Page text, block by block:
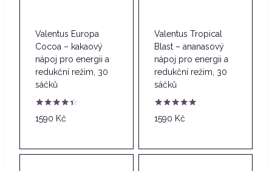
Valentus Europa
Cocoa – kakaový
nápoj pro energii a
redukční režim, 30
sáčků
Hodnocení
4.33
1590 Kč
Valentus Tropical
Blast – ananasový
nápoj pro energii a
redukční režim, 30
sáčků
Hodnocení
4.86
1590 Kč